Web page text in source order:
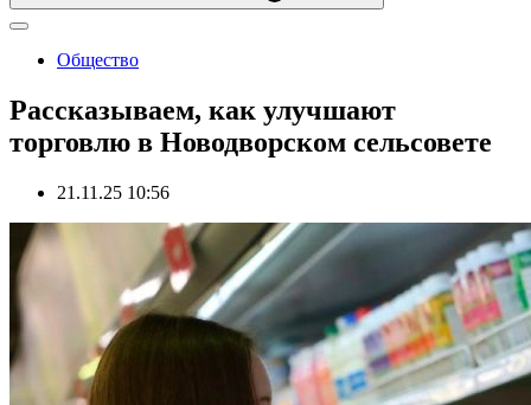
Общество
Рассказываем, как улучшают
торговлю в Новодворском сельсовете
21.11.25 10:56